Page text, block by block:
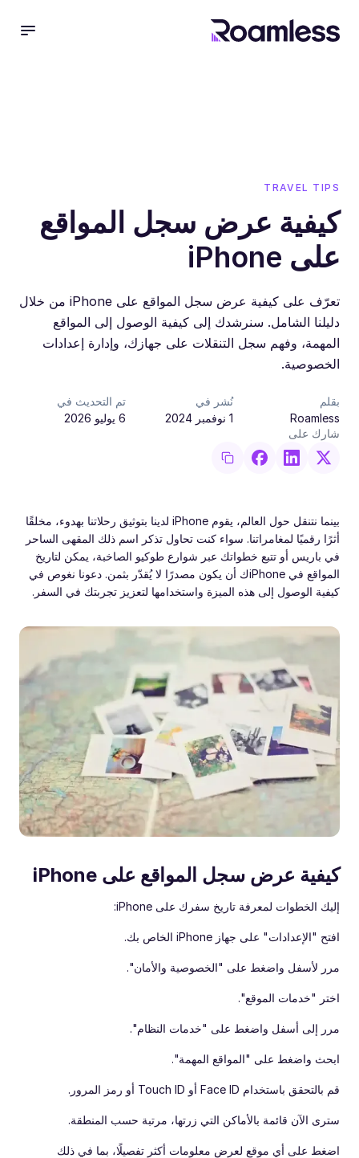
TRAVEL TIPS
كيفية عرض سجل المواقع
على iPhone
تعرّف على كيفية عرض سجل المواقع على iPhone من خلال
دليلنا الشامل. سنرشدك إلى كيفية الوصول إلى المواقع
المهمة، وفهم سجل التنقلات على جهازك، وإدارة إعدادات
الخصوصية.
بقلم
Roamless
نُشر في
1 نوفمبر 2024
تم التحديث في
6 يوليو 2026
شارك على
بينما نتنقل حول العالم، يقوم iPhone لدينا بتوثيق رحلاتنا بهدوء، مخلقًا
أثرًا رقميًا لمغامراتنا. سواء كنت تحاول تذكر اسم ذلك المقهى الساحر
في باريس أو تتبع خطواتك عبر شوارع طوكيو الصاخبة، يمكن لتاريخ
المواقع في iPhoneك أن يكون مصدرًا لا يُقدّر بثمن. دعونا نغوص في
كيفية الوصول إلى هذه الميزة واستخدامها لتعزيز تجربتك في السفر.
كيفية عرض سجل المواقع على iPhone
إليك الخطوات لمعرفة تاريخ سفرك على iPhone:
افتح "الإعدادات" على جهاز iPhone الخاص بك.
مرر لأسفل واضغط على "الخصوصية والأمان".
اختر "خدمات الموقع".
مرر إلى أسفل واضغط على "خدمات النظام".
ابحث واضغط على "المواقع المهمة".
قم بالتحقق باستخدام Face ID أو Touch ID أو رمز المرور.
سترى الآن قائمة بالأماكن التي زرتها، مرتبة حسب المنطقة.
اضغط على أي موقع لعرض معلومات أكثر تفصيلًا، بما في ذلك